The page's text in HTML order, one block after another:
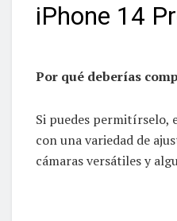
iPhone 14
Por qué deberías
Si puedes permitírselo,
con una variedad de
cámaras versátiles y